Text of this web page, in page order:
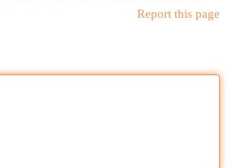
Report this page